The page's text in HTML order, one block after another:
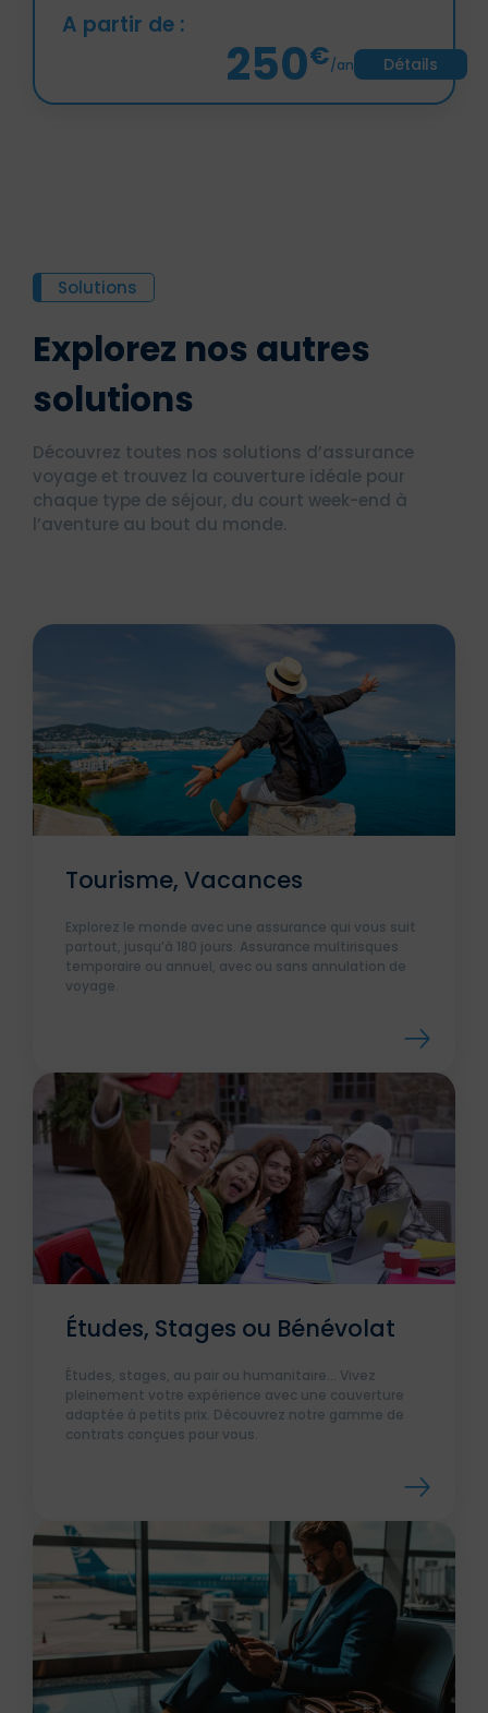
A partir de :
250€/an Détails
Solutions
Explorez nos autres
solutions
Découvrez toutes nos solutions d’assurance
voyage et trouvez la couverture idéale pour
chaque type de séjour, du court week-end à
l’aventure au bout du monde.
Tourisme, Vacances
Explorez le monde avec une assurance qui vous suit
partout, jusqu’à 180 jours. Assurance multirisques
temporaire ou annuel, avec ou sans annulation de
voyage.
Études, Stages ou Bénévolat
Études, stages, au pair ou humanitaire... Vivez
pleinement votre expérience avec une couverture
adaptée à petits prix. Découvrez notre gamme de
contrats conçues pour vous.